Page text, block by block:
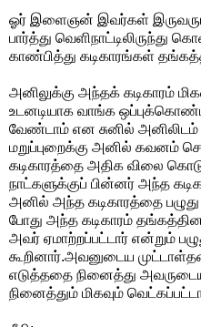
ஓர் இளைஞன் இவர்கள்
பார்த்து வெளிநாட்டிலிருந்து
காண்பித்து கடிகாரங்கள்
அனிலுக்கு அந்தக் கடிகாரம்
உடனடியாக வாங்க
வேண்டாம் என சுனில் அனிலிடம்
மறுப்புறைக்கு அனில் கவனம்
கடிகாரத்தை அதிக விலை
நாட்களுக்குப் பின்னர் அந்த
அனில் அந்த கடிகாரத்தை பழுது
போது அந்த கடிகாரம்
அவர் ஏமாற்றப்பட்டார் என்றும்
கூறினார்.அவனுடைய
எடுத்ததை நினைத்து
நினைத்தும் மிகவும்